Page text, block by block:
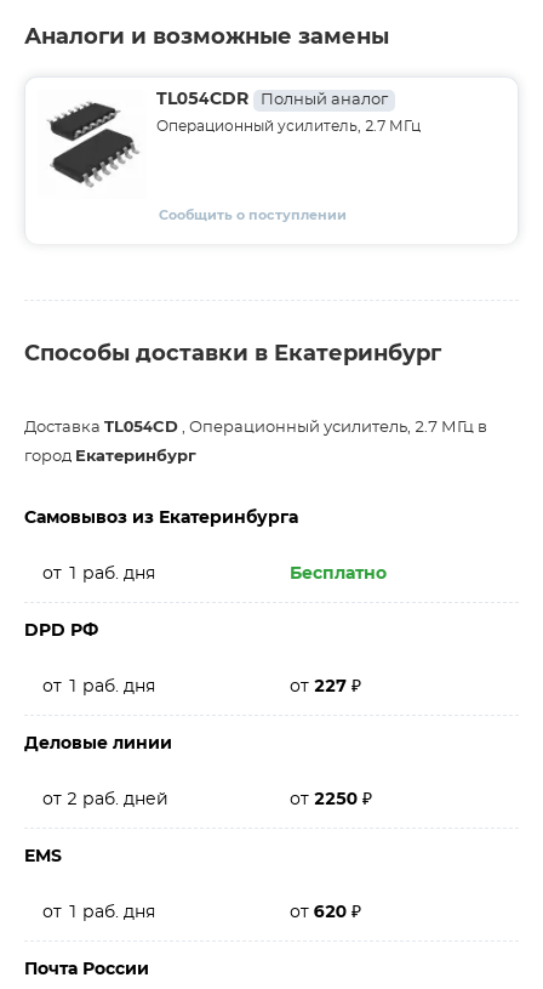
Аналоги и возможные замены
TL054CDR Полный аналог
Операционный усилитель, 2.7 МГц
Сообщить о поступлении
Способы доставки в Екатеринбург
Доставка TL054CD , Операционный усилитель, 2.7 МГц в
город Екатеринбург
Самовывоз из Екатеринбурга
от 1 раб. дня Бесплатно
DPD РФ
от 1 раб. дня от 227 ₽
Деловые линии
от 2 раб. дней от 2250 ₽
EMS
от 1 раб. дня от 620 ₽
Почта России